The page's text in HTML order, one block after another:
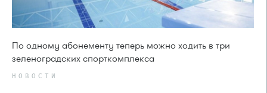
По одному абонементу теперь можно ходить в три
зеленоградских спорткомплекса
НОВОСТИ